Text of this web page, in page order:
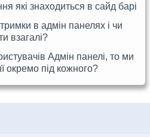
які знаходиться в сайд барі
в адмін панелях і чи
взагалі?
Адмін панелі, то ми
окремо під кожного?